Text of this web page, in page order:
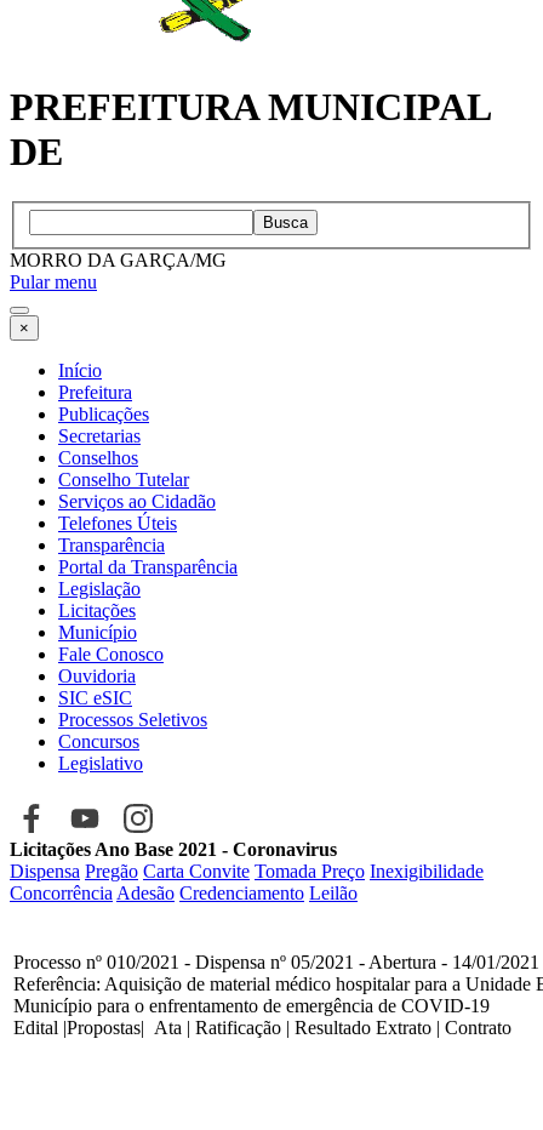
PREFEITURA MUNICIPAL
DE
Busca
MORRO DA GARÇA/MG
Pular menu
×
Início
Prefeitura
Publicações
Secretarias
Conselhos
Conselho Tutelar
Serviços ao Cidadão
Telefones Úteis
Transparência
Portal da Transparência
Legislação
Licitações
Município
Fale Conosco
Ouvidoria
SIC eSIC
Processos Seletivos
Concursos
Legislativo
Licitações Ano Base 2021 - Coronavirus
Dispensa Pregão Carta Convite Tomada Preço Inexigibilidade
Concorrência Adesão Credenciamento Leilão
Processo nº 010/2021 - Dispensa nº 05/2021 - Abertura - 14/01/
Referência: Aquisição de material médico hospitalar para a Unidade
Município para o enfrentamento de emergência de COVID-19
Edital |Propostas| Ata | Ratificação | Resultado Extrato | Contrato